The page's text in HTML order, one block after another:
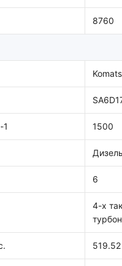
8760
1 1500
Дизель
6
4-х
519.52